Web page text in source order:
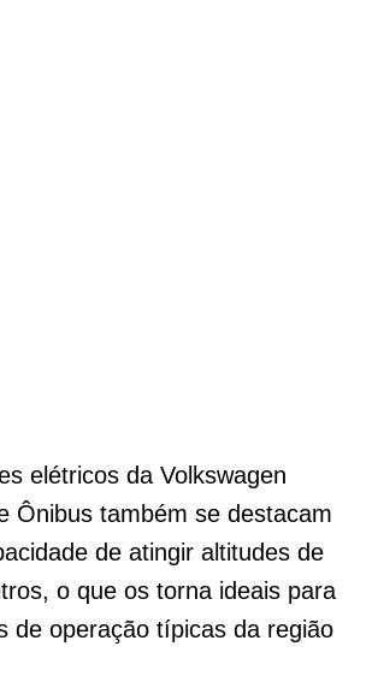
elétricos da Volkswagen
Ônibus também se destacam
de atingir altitudes de
o que os torna ideais para
de operação típicas da região